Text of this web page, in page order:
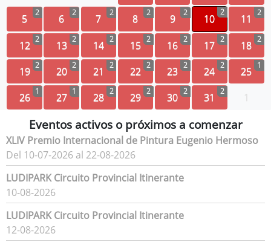
5 2 6 2 7 2 8 2 9 2 10
2
11 2
12 2 13 2 14 2 15 2 16 2 17 2 18 2
19 2 20 2 21 2 22 2 23 2 24 2 25 1
26 1 27 1 28 2 29 2 30 2 31 2 1
Eventos activos o próximos a comenzar
XLIV Premio Internacional de Pintura Eugenio Hermoso
Del 10-07-2026 al 22-08-2026
LUDIPARK Circuito Provincial Itinerante
10-08-2026
LUDIPARK Circuito Provincial Itinerante
12-08-2026